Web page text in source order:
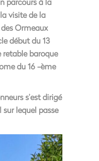
visite de la
Ormeaux
début du 13
retable baroque
du 16 -ème
s’est dirigé
sur lequel passe